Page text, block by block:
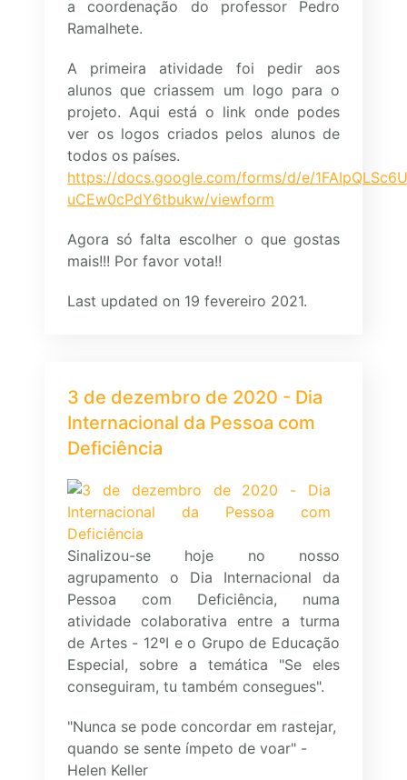
a coordenação do professor Pedro
Ramalhete.
A primeira atividade foi pedir aos
alunos que criassem um logo para o
projeto. Aqui está o link onde podes
ver os logos criados pelos alunos de
todos os países.
https://docs.google.com/forms/d/e/
uCEw0cPdY6tbukw/viewform
Agora só falta escolher o que gostas
mais!!! Por favor vota!!
Last updated on 19 fevereiro 2021.
3 de dezembro de 2020 - Dia
Internacional da Pessoa com
Deficiência
Sinalizou-se hoje no nosso
agrupamento o Dia Internacional da
Pessoa com Deficiência, numa
atividade colaborativa entre a turma
de Artes - 12ºI e o Grupo de Educação
Especial, sobre a temática "Se eles
conseguiram, tu também consegues".
"Nunca se pode concordar em rastejar,
quando se sente ímpeto de voar" -
Helen Keller